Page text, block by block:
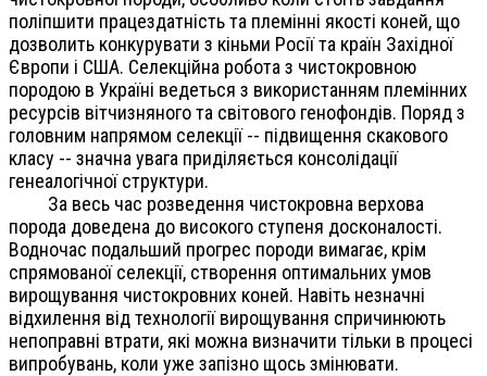
поліпшити працездатність та племінні якості коней, що
дозволить конкурувати з кіньми Росії та країн Західної
Європи і США. Селекційна робота з чистокровною
породою в Україні ведеться з використанням племінних
ресурсів вітчизняного та світового генофондів. Поряд з
головним напрямом селекції -- підвищення скакового
класу -- значна увага приділяється консолідації
генеалогічної структури.
За весь час розведення чистокровна верхова
порода доведена до високого ступеня досконалості.
Водночас подальший прогрес породи вимагає, крім
спрямованої селекції, створення оптимальних умов
вирощування чистокровних коней. Навіть незначні
відхилення від технології вирощування спричинюють
непоправні втрати, які можна визначити тільки в процесі
випробувань, коли уже запізно щось змінювати.